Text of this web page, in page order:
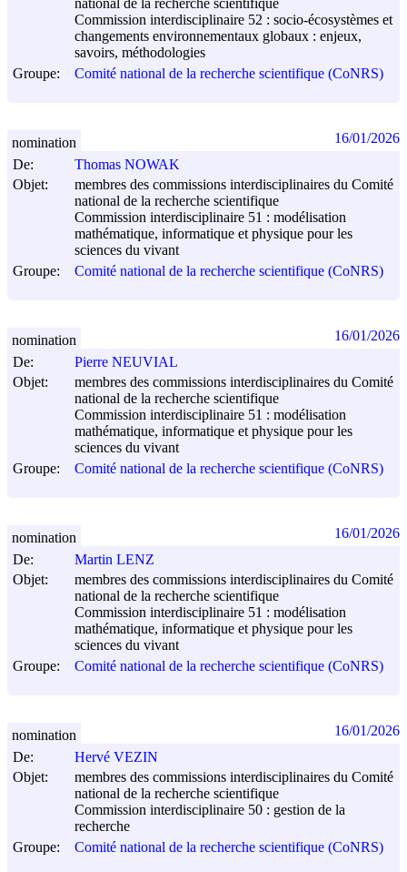
national de la recherche scientifique
Commission interdisciplinaire 52 : socio-écosystèmes et
changements environnementaux globaux : enjeux,
savoirs, méthodologies
Groupe:
Comité national de la recherche scientifique (CoNRS)
De:
Thomas NOWAK
Objet:
membres des commissions interdisciplinaires du Comité
national de la recherche scientifique
Commission interdisciplinaire 51 : modélisation
mathématique, informatique et physique pour les
sciences du vivant
Groupe:
Comité national de la recherche scientifique (CoNRS)
nomination 16/01/2026
De:
Pierre NEUVIAL
Objet:
membres des commissions interdisciplinaires du Comité
national de la recherche scientifique
Commission interdisciplinaire 51 : modélisation
mathématique, informatique et physique pour les
sciences du vivant
Groupe:
Comité national de la recherche scientifique (CoNRS)
nomination 16/01/2026
De:
Martin LENZ
Objet:
membres des commissions interdisciplinaires du Comité
national de la recherche scientifique
Commission interdisciplinaire 51 : modélisation
mathématique, informatique et physique pour les
sciences du vivant
Groupe:
Comité national de la recherche scientifique (CoNRS)
nomination 16/01/2026
De:
Hervé VEZIN
Objet:
membres des commissions interdisciplinaires du Comité
national de la recherche scientifique
Commission interdisciplinaire 50 : gestion de la
recherche
Groupe:
Comité national de la recherche scientifique (CoNRS)
nomination 16/01/2026